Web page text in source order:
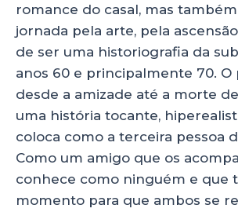
romance do casal, mas
jornada pela arte, pela
de ser uma historiografia da
anos 60 e principalmente 70. O
desde a amizade até a morte
uma história tocante,
coloca como a terceira pessoa
Como um amigo que os
conhece como ninguém e que
momento para que ambos se